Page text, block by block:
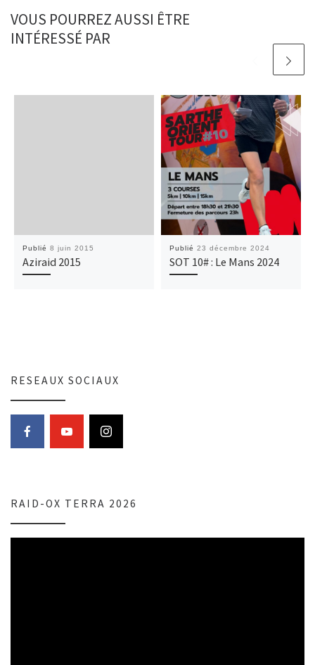
VOUS POURREZ AUSSI ÊTRE
INTÉRESSÉ PAR
Publié 8 juin 2015
Aziraid 2015
Publié 23 décembre 2024
SOT 10# : Le Mans 2024
RESEAUX SOCIAUX
RAID-OX TERRA 2026